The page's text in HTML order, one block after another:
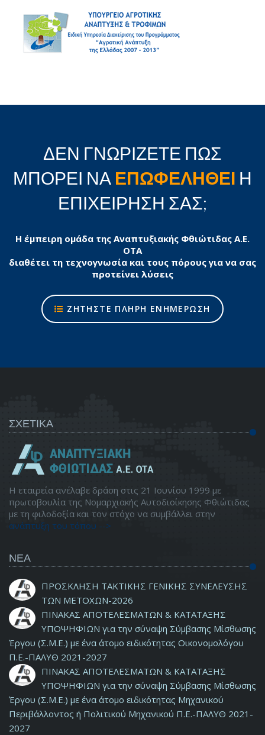
ΔΕΝ ΓΝΩΡΙΖΕΤΕ ΠΩΣ
ΜΠΟΡΕΙ ΝΑ ΕΠΩΦΕΛΗΘΕΙ Η
ΕΠΙΧΕΙΡΗΣΗ ΣΑΣ;
Η έμπειρη ομάδα της Αναπτυξιακής Φθιώτιδας Α.Ε.
ΟΤΑ
διαθέτει τη τεχνογνωσία και τους πόρους για να σας
προτείνει λύσεις
ΖΗΤΗΣΤΕ ΠΛΗΡΗ ΕΝΗΜΕΡΩΣΗ
ΣΧΕΤΙΚΑ
Η εταιρεία ανέλαβε δράση στις 21 Ιουνίου 1999 με
πρωτοβουλία της Νομαρχιακής Αυτοδιοίκησης Φθιώτιδας
με τη φιλοδοξία και τον στόχο να συμβάλλει στην
ανάπτυξη του τόπου -->
ΝΕΑ
ΠΡΟΣΚΛΗΣΗ ΤΑΚΤΙΚΗΣ ΓΕΝΙΚΗΣ ΣΥΝΕΛΕΥΣΗΣ
ΤΩΝ ΜΕΤΟΧΩΝ-2026
ΠΙΝΑΚΑΣ ΑΠΟΤΕΛΕΣΜΑΤΩΝ & ΚΑΤΑΤΑΞΗΣ
ΥΠΟΨΗΦΙΩΝ για την σύναψη Σύμβασης Μίσθωσης
Έργου (Σ.Μ.Ε.) με ένα άτομο ειδικότητας Οικονομολόγου
Π.Ε.-ΠΑΛΥΘ 2021-2027
ΠΙΝΑΚΑΣ ΑΠΟΤΕΛΕΣΜΑΤΩΝ & ΚΑΤΑΤΑΞΗΣ
ΥΠΟΨΗΦΙΩΝ για την σύναψη Σύμβασης Μίσθωσης
Έργου (Σ.Μ.Ε.) με ένα άτομο ειδικότητας Μηχανικού
Περιβάλλοντος ή Πολιτικού Μηχανικού Π.Ε.-ΠΑΛΥΘ 2021-
2027